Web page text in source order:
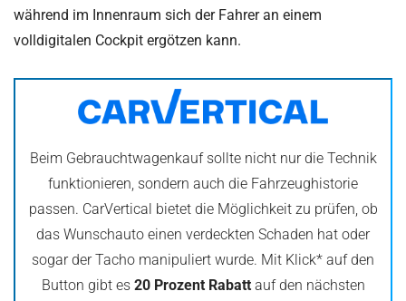
während im Innenraum sich der Fahrer an einem
volldigitalen Cockpit ergötzen kann.
Beim Gebrauchtwagenkauf sollte nicht nur die Technik
funktionieren, sondern auch die Fahrzeughistorie
passen. CarVertical bietet die Möglichkeit zu prüfen, ob
das Wunschauto einen verdeckten Schaden hat oder
sogar der Tacho manipuliert wurde. Mit Klick* auf den
Button gibt es 20 Prozent Rabattauf den nächsten